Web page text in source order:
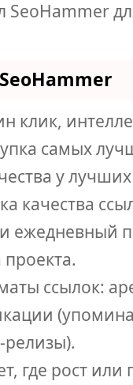
SeoHammer
клик,
самых
у
качества
ежедневный
проекта.
ссылок:
релизы).
где рост или